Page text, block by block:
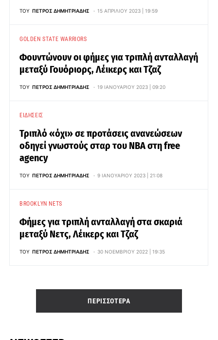
ΤΟΥ ΠΈΤΡΟΣ ΔΗΜΗΤΡΙΆΔΗΣ 15 ΑΠΡΙΛΊΟΥ 2023 | 19:59
GOLDEN STATE WARRIORS
Φουντώνουν οι φήμες για τριπλή ανταλλαγή
μεταξύ Γουόριορς, Λέικερς και Τζαζ
ΤΟΥ ΠΈΤΡΟΣ ΔΗΜΗΤΡΙΆΔΗΣ 19 ΙΑΝΟΥΑΡΊΟΥ 2023 | 09:20
ΕΙΔΉΣΕΙΣ
Τριπλό «όχι» σε προτάσεις ανανεώσεων
οδηγεί γνωστούς σταρ του NBA στη free
agency
ΤΟΥ ΠΈΤΡΟΣ ΔΗΜΗΤΡΙΆΔΗΣ 9 ΙΑΝΟΥΑΡΊΟΥ 2023 | 21:08
BROOKLYN NETS
Φήμες για τριπλή ανταλλαγή στα σκαριά
μεταξύ Νετς, Λέικερς και Τζαζ
ΤΟΥ ΠΈΤΡΟΣ ΔΗΜΗΤΡΙΆΔΗΣ 30 ΝΟΕΜΒΡΊΟΥ 2022 | 19:35
ΠΕΡΙΣΣΌΤΕΡΑ